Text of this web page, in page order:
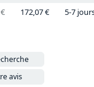
172,07 € 5-7
avis